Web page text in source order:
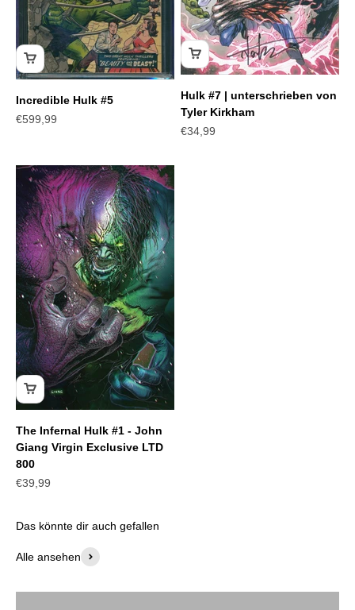
Incredible Hulk #5
Angebot
€599,99
Hulk #7 | unterschrieben von
Tyler Kirkham
Angebot
€34,99
The Infernal Hulk #1 - John
Giang Virgin Exclusive LTD
800
Angebot
€39,99
Alle ansehen
Spider-Man Comics